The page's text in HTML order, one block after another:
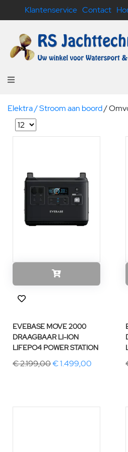
Klantenservice Contact
Elektra / Stroom aan boord/
EVEBASE MOVE 2000
DRAAGBAAR LI-ION
LIFEPO4 POWER STATION
€ 2.199,00€ 1.499,00